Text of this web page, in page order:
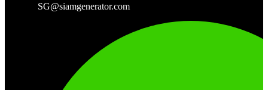
SG@siamgenerator.com